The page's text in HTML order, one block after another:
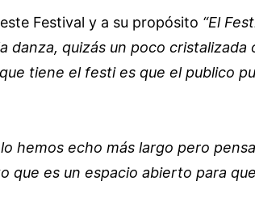
Festival y a su propósito “El
quizás un poco cristalizada
tiene el festi es que el publico
hemos echo más largo pero
es un espacio abierto para